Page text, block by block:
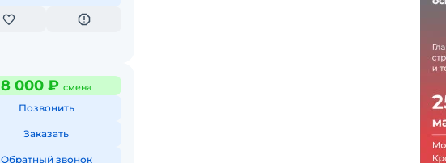
8 000 ₽ смена
Позвонить
Заказать
Обратный звонок